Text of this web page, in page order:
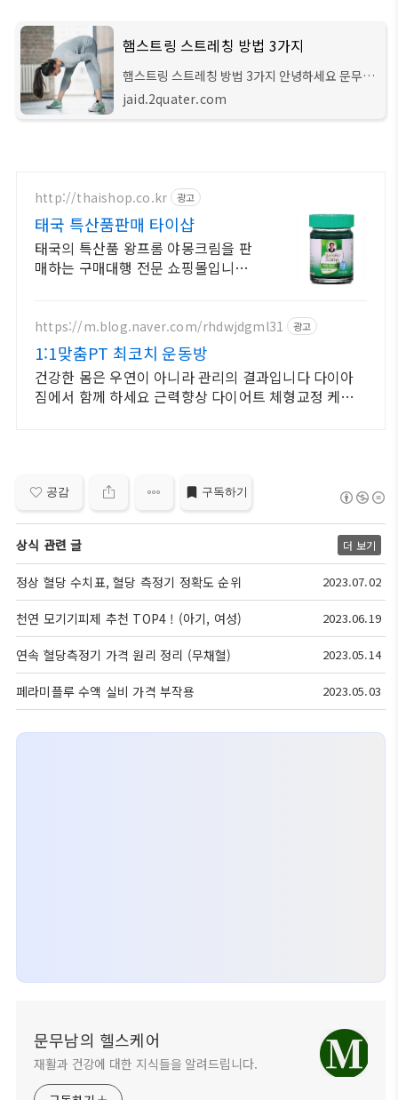
햄스트링 스트레칭 방법 3가지
햄스트링 스트레칭 방법 3가지 안녕하세요 문무남
입니다. 지난 글에 이어서 이번 내용은 햄스트링 스
트레칭 방법에 관한 내용입니다. 본론으로 들어가
jaid.2quater.com
http://thaishop.co.kr 광고
태국 특산품판매 타이샵
태국의 특산품 왕프롬 야몽크림을 판
매하는 구매대행 전문 쇼핑몰입니다.
https://m.blog.naver.com/rhdwjdgml31 광고
1:1맞춤PT 최코치 운동방
건강한 몸은 우연이 아니라 관리의 결과입니다 다이아
짐에서 함께 하세요 근력향상 다이어트 체형교정 케어
공감 구독하기
상식 관련 글 더 보기
정상 혈당 수치표, 혈당 측정기 정확도 순위 2023.07.02
천연 모기기피제 추천 TOP4 ! (아기, 여성) 2023.06.19
연속 혈당측정기 가격 원리 정리 (무채혈) 2023.05.14
페라미플루 수액 실비 가격 부작용 2023.05.03
문무남의 헬스케어
재활과 건강에 대한 지식들을 알려드립니다.